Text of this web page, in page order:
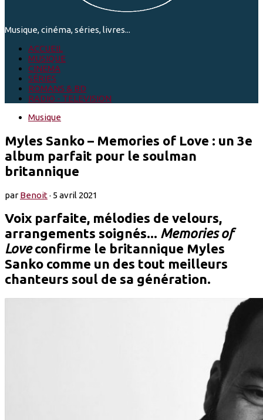
Musique, cinéma, séries, livres...
ACCUEIL
MUSIQUE
CINEMA
SÉRIES
ROMANS & BD
RADIO - TELEVISION
Musique
Myles Sanko – Memories of Love : un 3e
album parfait pour le soulman
britannique
parBenoit· 5 avril 2021
Voix parfaite, mélodies de velours,
arrangements soignés... Memories of
Loveconfirme le britannique Myles
Sanko comme un des tout meilleurs
chanteurs soul de sa génération.